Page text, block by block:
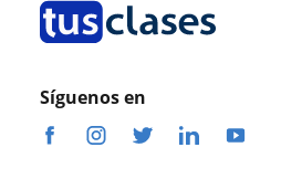
Síguenos en